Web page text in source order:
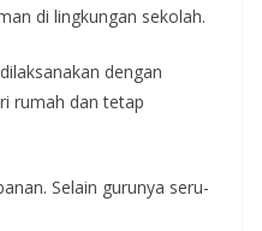
di lingkungan sekolah.
dengan
rumah dan tetap
Selain gurunya seru-